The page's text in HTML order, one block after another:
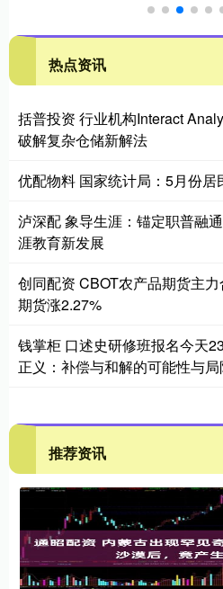
热点资讯
括普投资 行业机构Interact
破解复杂仓储新解法
优配物料 国家统计局：5月份
泸深配 象导生涯：锚定职普融
涯教育新发展
创同配资 CBOT农产品期货主
期货涨2.27%
钱掌柜 口述史研修班报名今天
正义：补偿与和解的可能性与
推荐资讯